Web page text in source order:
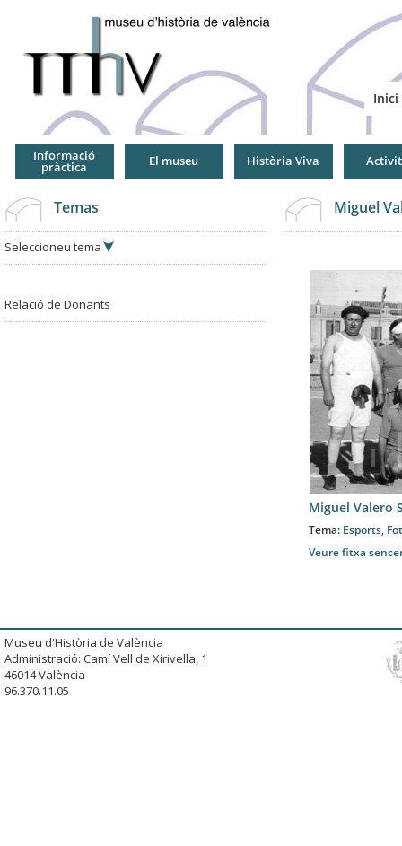
Inici
Informació
pràctica El museu Història Viva
Temas
Seleccioneu tema
Relació de Donants
Miguel
Miguel Valero
Tema: Esports,
Veure fitxa
Museu d'Història de València
Administració: Camí Vell de Xirivella, 1
46014 València
96.370.11.05